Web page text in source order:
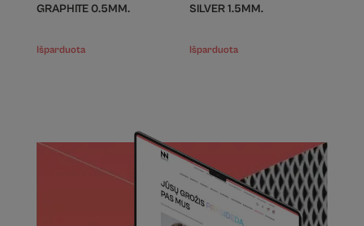
GRAPHITE 0.5MM.
Išparduota
SILVER 1.5MM.
Išparduota